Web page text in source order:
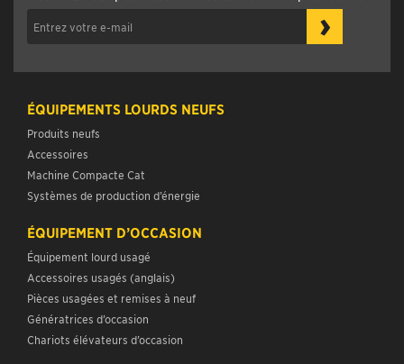
›
ÉQUIPEMENTS LOURDS NEUFS
Produits neufs
Accessoires
Machine Compacte Cat
Systèmes de production d’énergie
ÉQUIPEMENT D’OCCASION
Équipement lourd usagé
Accessoires usagés (anglais)
Pièces usagées et remises à neuf
Génératrices d’occasion
Chariots élévateurs d’occasion